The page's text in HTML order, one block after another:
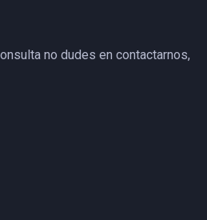
no dudes en contactarnos,